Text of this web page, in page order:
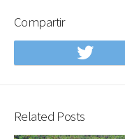
Compartir
en
Related Posts